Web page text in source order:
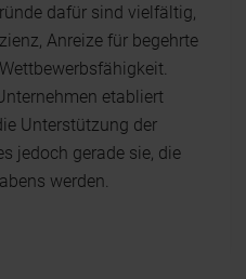
dafür sind vielfältig,
Anreize für begehrte
etabliert
Unterstützung der
jedoch gerade sie, die
werden.